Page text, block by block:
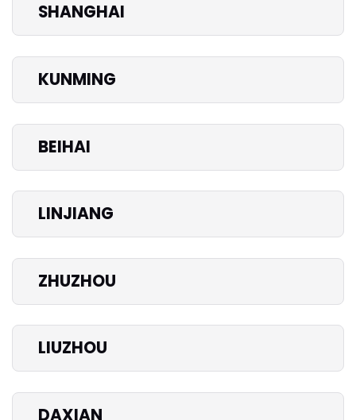
SHANGHAI
KUNMING
BEIHAI
LINJIANG
ZHUZHOU
LIUZHOU
DAXIAN